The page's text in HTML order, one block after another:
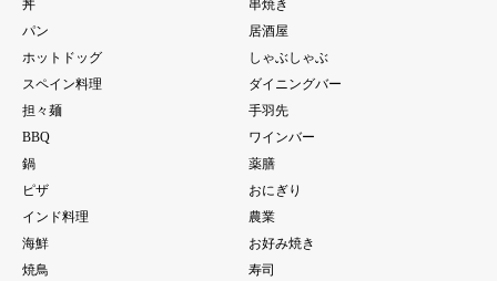
丼
串焼き
パン
居酒屋
ホットドッグ
しゃぶしゃぶ
スペイン料理
ダイニングバー
担々麺
手羽先
BBQ
ワインバー
鍋
薬膳
ピザ
おにぎり
インド料理
農業
海鮮
お好み焼き
焼鳥
寿司